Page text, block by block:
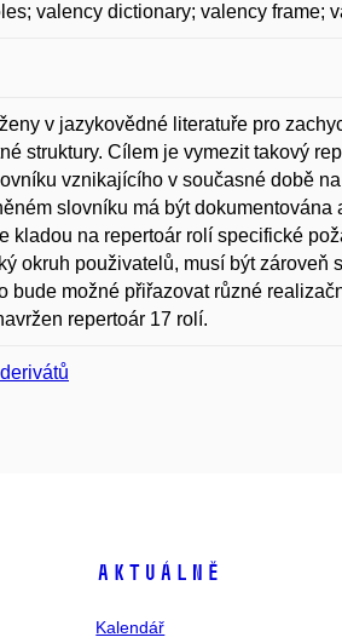
valency dictionary; valency frame;
v jazykovědné literatuře pro
struktury. Cílem je vymezit takový
vznikajícího v současné době
slovníku má být
na repertoár rolí specifické
okruh použivatelů, musí být zároveň
možné přiřazovat různé
repertoár 17 rolí.
Aktuálně
Kalendář